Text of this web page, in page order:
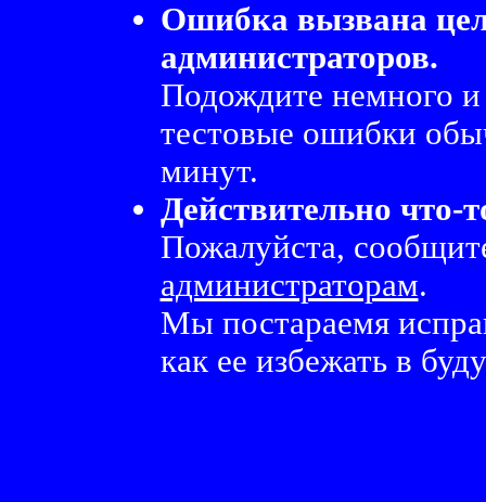
Ошибка вызвана
администраторов.
Подождите немного
тестовые ошибки
минут.
Действительно что-
Пожалуйста,
администраторам.
Мы постараемя
как ее избежать в